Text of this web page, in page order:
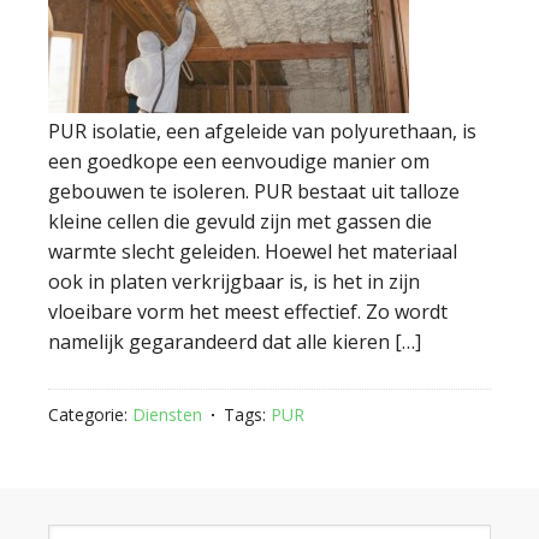
PUR isolatie, een afgeleide van polyurethaan, is
een goedkope een eenvoudige manier om
gebouwen te isoleren. PUR bestaat uit talloze
kleine cellen die gevuld zijn met gassen die
warmte slecht geleiden. Hoewel het materiaal
ook in platen verkrijgbaar is, is het in zijn
vloeibare vorm het meest effectief. Zo wordt
namelijk gegarandeerd dat alle kieren […]
Categorie: Diensten Tags: PUR